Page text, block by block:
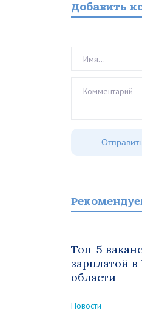
Добавить
Топ-5
зарплатой
области
Новости